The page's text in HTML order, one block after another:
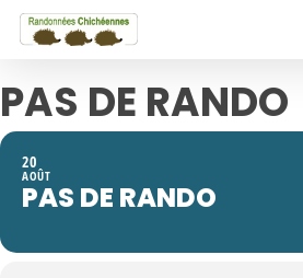
Skip
content
PAS DE RANDO
20
AOÛT
PAS DE RANDO